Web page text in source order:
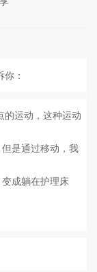
你：
的运动，这种运动
是通过移动，我
成躺在护理床